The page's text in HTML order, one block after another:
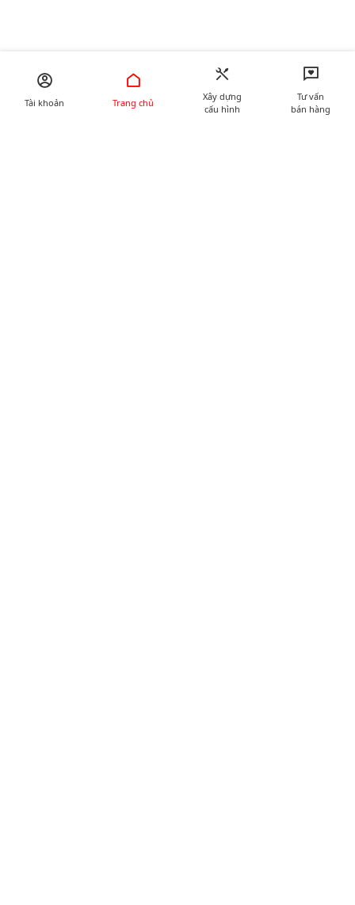
Tài khoản Trang chủ
Xây dựng
cấu hình
Tư vấn
bán hàng